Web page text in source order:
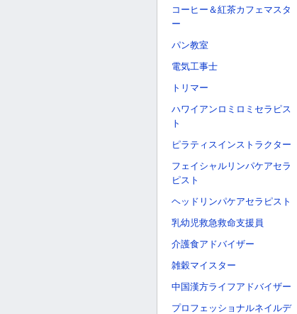
コーヒー＆紅茶カフェマスタ
ー
パン教室
電気工事士
トリマー
ハワイアンロミロミセラピス
ト
ピラティスインストラクター
フェイシャルリンパケアセラ
ピスト
ヘッドリンパケアセラピスト
乳幼児救急救命支援員
介護食アドバイザー
雑穀マイスター
中国漢方ライフアドバイザー
プロフェッショナルネイルデ